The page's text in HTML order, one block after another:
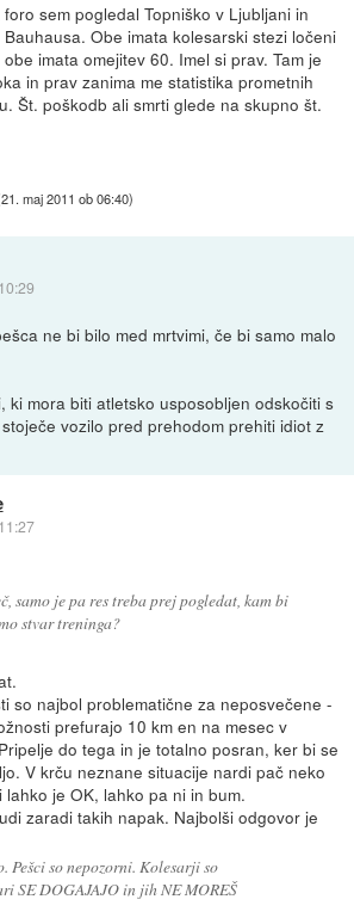
sem pogledal Topniško v Ljubljani in
Obe imata kolesarski stezi ločeni
imata omejitev 60. Imel si prav. Tam je
in prav zanima me statistika prometnih
Št. poškodb ali smrti glede na skupno št.
21. maj 2011 ob 06:40)
ne bi bilo med mrtvimi, če bi samo malo
ki mora biti atletsko usposobljen odskočiti s
vozilo pred prehodom prehiti idiot z
samo je pa res treba prej pogledat, kam bi
stvar treninga?
so najbol problematične za neposvečene -
prefurajo 10 km en na mesec v
do tega in je totalno posran, ker bi se
V krču neznane situacije nardi pač neko
je OK, lahko pa ni in bum.
zaradi takih napak. Najbolši odgovor je
Pešci so nepozorni. Kolesarji so
SE DOGAJAJO in jih NE MOREŠ